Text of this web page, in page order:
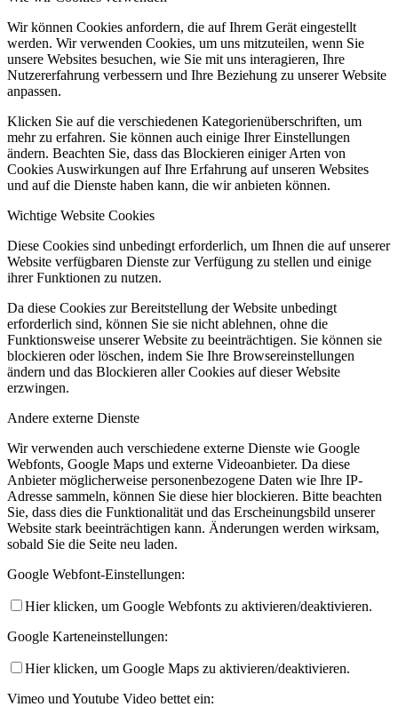
Wir können Cookies anfordern, die auf Ihrem Gerät eingestellt
werden. Wir verwenden Cookies, um uns mitzuteilen, wenn Sie
unsere Websites besuchen, wie Sie mit uns interagieren, Ihre
Nutzererfahrung verbessern und Ihre Beziehung zu unserer Website
anpassen.
Klicken Sie auf die verschiedenen Kategorienüberschriften, um
mehr zu erfahren. Sie können auch einige Ihrer Einstellungen
ändern. Beachten Sie, dass das Blockieren einiger Arten von
Cookies Auswirkungen auf Ihre Erfahrung auf unseren Websites
und auf die Dienste haben kann, die wir anbieten können.
Wichtige Website Cookies
Diese Cookies sind unbedingt erforderlich, um Ihnen die auf unserer
Website verfügbaren Dienste zur Verfügung zu stellen und einige
ihrer Funktionen zu nutzen.
Da diese Cookies zur Bereitstellung der Website unbedingt
erforderlich sind, können Sie sie nicht ablehnen, ohne die
Funktionsweise unserer Website zu beeinträchtigen. Sie können sie
blockieren oder löschen, indem Sie Ihre Browsereinstellungen
ändern und das Blockieren aller Cookies auf dieser Website
erzwingen.
Andere externe Dienste
Wir verwenden auch verschiedene externe Dienste wie Google
Webfonts, Google Maps und externe Videoanbieter. Da diese
Anbieter möglicherweise personenbezogene Daten wie Ihre IP-
Adresse sammeln, können Sie diese hier blockieren. Bitte beachten
Sie, dass dies die Funktionalität und das Erscheinungsbild unserer
Website stark beeinträchtigen kann. Änderungen werden wirksam,
sobald Sie die Seite neu laden.
Google Webfont-Einstellungen:
Hier klicken, um Google Webfonts zu aktivieren/deaktivieren.
Google Karteneinstellungen:
Hier klicken, um Google Maps zu aktivieren/deaktivieren.
Vimeo und Youtube Video bettet ein: